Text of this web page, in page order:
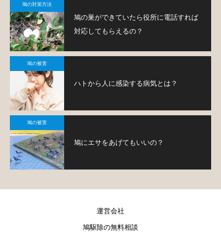
鳩の対策方法
鳩の巣ができていたら役所に電話すれば
対応してもらえるの？
鳩の被害
ハトから人に感染する病気とは？
鳩の被害
鳩にエサをあげてもいいの？
運営会社
鳩駆除の無料相談